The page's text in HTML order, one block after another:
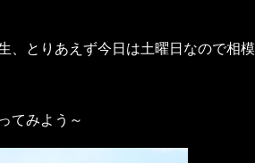
、とりあえず今日は土曜日なので相模
てみよう～